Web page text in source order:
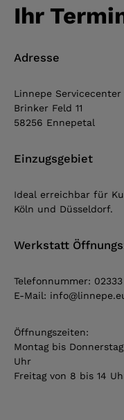
Ihr
Adresse
Linnepe Servicecenter
Brinker Feld 11
58256 Ennepetal
Einzugsgebiet
Ideal erreichbar für
Köln und Düsseldorf.
Werkstatt
Telefonnummer:
E-Mail:
Öffnungszeiten:
Montag bis
Uhr
Freitag von 8 bis 14